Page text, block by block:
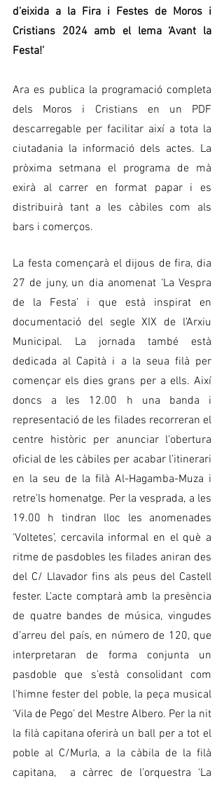
d’eixida a la Fira i Festes de Moros i
Cristians 2024 amb el lema ‘Avant la
Festa!’
Ara es publica la programació completa
dels Moros i Cristians en un PDF
descarregable per facilitar així a tota la
ciutadania la informació dels actes. La
pròxima setmana el programa de mà
exirà al carrer en format papar i es
distribuirà tant a les càbiles com als
bars i comerços.
La festa començarà el dijous de fira, dia
27 de juny, un dia anomenat ‘La Vespra
de la Festa’ i que està inspirat en
documentació del segle XIX de l’Arxiu
Municipal. La jornada també està
dedicada al Capità i a la seua filà per
començar els dies grans per a ells. Així
doncs a les 12.00 h una banda i
representació de les filades recorreran el
centre històric per anunciar l’obertura
oficial de les càbiles per acabar l’itinerari
en la seu de la filà Al-Hagamba-Muza i
retre’ls homenatge. Per la vesprada, a les
19.00 h tindran lloc les anomenades
‘Voltetes’, cercavila informal en el què a
ritme de pasdobles les filades aniran des
del C/ Llavador fins als peus del Castell
fester. L'acte comptarà amb la presència
de quatre bandes de música, vingudes
d’arreu del país, en número de 120, que
interpretaran de forma conjunta un
pasdoble que s’està consolidant com
l’himne fester del poble, la peça musical
‘Vila de Pego’ del Mestre Albero. Per la nit
la filà capitana oferirà un ball per a tot el
poble al C/Murla, a la càbila de la filà
capitana,  a càrrec de l’orquestra ‘La